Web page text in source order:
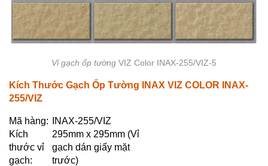
Vỉ gạch ốp tường VIZ Color INAX-255/VIZ-5
Kích Thước Gạch Ốp Tường INAX VIZ COLOR INAX-
255/VIZ
Mã hàng:
INAX-255/VIZ
Kích
thước vỉ
gạch:
295mm x 295mm (Vỉ
gạch dán giấy mặt
trước)